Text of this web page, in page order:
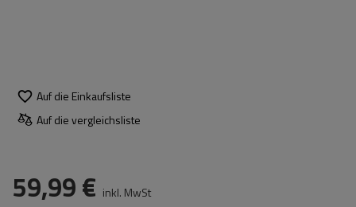
Auf die Einkaufsliste
Auf die vergleichsliste
59,99 € inkl. MwSt